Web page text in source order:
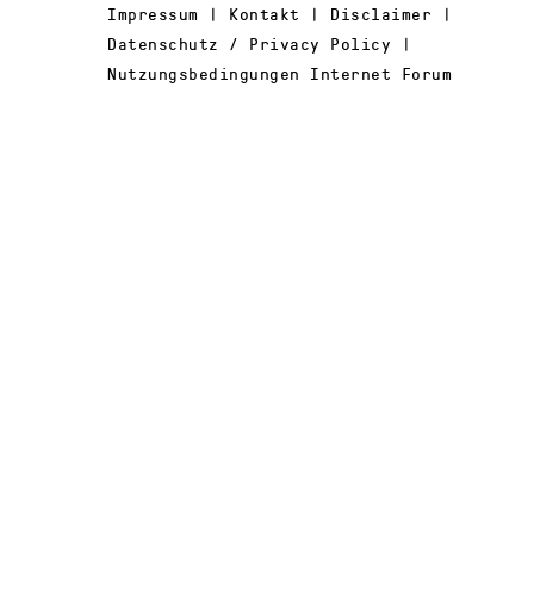
Impressum | Kontakt | Disclaimer |
Datenschutz / Privacy Policy |
Nutzungsbedingungen Internet Forum